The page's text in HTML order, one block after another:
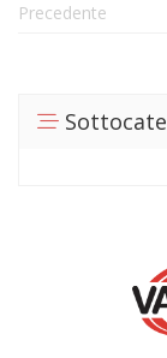
Precedente